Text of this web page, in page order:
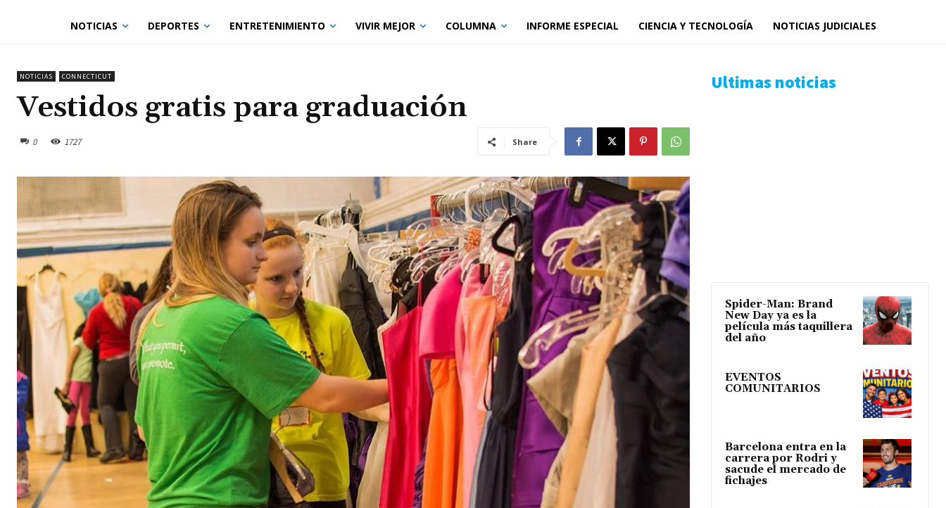
NOTICIAS DEPORTES ENTRETENIMIENTO VIVIR MEJOR COLUMNA INFORME ESPECIAL CIENCIA Y TECNOLOGÍA NOTICIAS JUDICIALES
NOTICIAS CONNECTICUT
Vestidos gratis para graduación
0 1727 Share
Ultimas noticias
Spider-Man: Brand
New Day ya es la
película más taquillera
del año
EVENTOS
COMUNITARIOS
Barcelona entra en la
carrera por Rodri y
sacude el mercado de
fichajes